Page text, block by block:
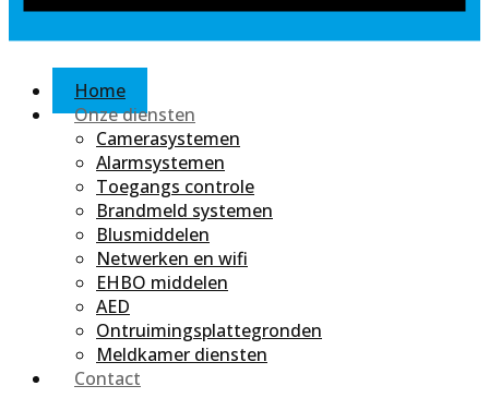
Home
Onze diensten
Camerasystemen
Alarmsystemen
Toegangs controle
Brandmeld systemen
Blusmiddelen
Netwerken en wifi
EHBO middelen
AED
Ontruimingsplattegronden
Meldkamer diensten
Contact